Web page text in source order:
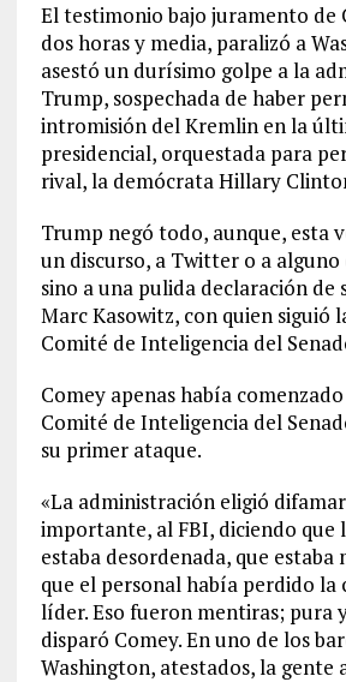
El testimonio bajo juramento de
dos horas y media, paralizó a
asestó un durísimo golpe a la
Trump, sospechada de haber
intromisión del Kremlin en la
presidencial, orquestada para
rival, la demócrata Hillary
Trump negó todo, aunque, esta
un discurso, a Twitter o a alguno
sino a una pulida declaración de
Marc Kasowitz, con quien siguió
Comité de Inteligencia del
Comey apenas había
Comité de Inteligencia del
su primer ataque.
«La administración eligió
importante, al FBI, diciendo que
estaba desordenada, que estaba
que el personal había perdido la
líder. Eso fueron mentiras; pura
disparó Comey. En uno de los
Washington, atestados, la gente